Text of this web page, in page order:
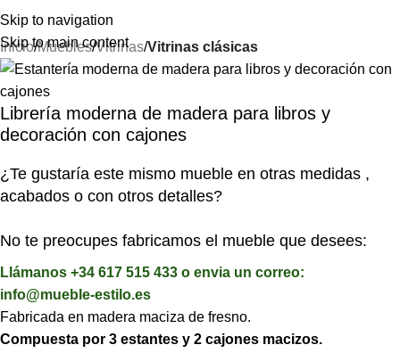
Skip to navigation
Skip to main content
⚡REALIZAMOS ENVÍOS A TODA ESPAÑA⚡
Inicio Muebles Vitrinas Vitrinas clásicas
Librería moderna de madera para libros y
decoración con cajones
¿Te gustaría este mismo mueble en otras medidas ,
acabados o con otros detalles?
No te preocupes fabricamos el mueble que desees:
Llámanos +34 617 515 433 o envia un correo:
info@mueble-estilo.es
Fabricada en madera maciza de fresno.
Compuesta por 3 estantes y 2 cajones macizos.